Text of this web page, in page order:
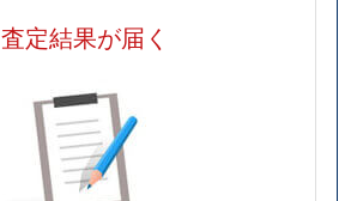
査定結果が届く